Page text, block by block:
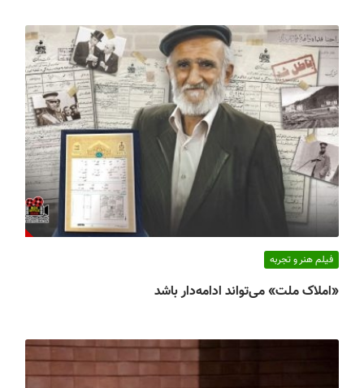
فیلم هنر و تجربه
«املاک ملت» می‌تواند ادامه‌دار باشد